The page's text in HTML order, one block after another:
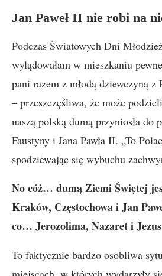
Jan Paweł II nie robi na
Podczas Światowych Dni
wylądowałam w mieszkaniu
pani razem z młodą dziewczyną z
– przeszczęśliwa, że może
naszą polską dumą przyniosła do
Faustyny i Jana Pawła II. „To
spodziewając się wybuchu
No cóż… dumą Ziemi Świętej
Kraków, Częstochowa i Jan
co… Jerozolima, Nazaret i
To faktycznie bardzo osobliwa